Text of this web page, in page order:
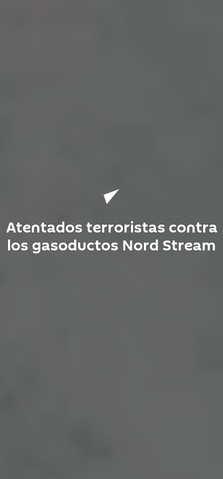
Atentados terroristas contra
los gasoductos Nord Stream